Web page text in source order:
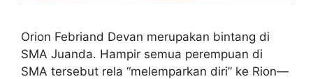
Orion Febriand Devan merupakan bintang di
SMA Juanda. Hampir semua perempuan di
SMA tersebut rela “melemparkan diri” ke Rion—